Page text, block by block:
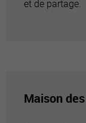
et de partage.
Maison